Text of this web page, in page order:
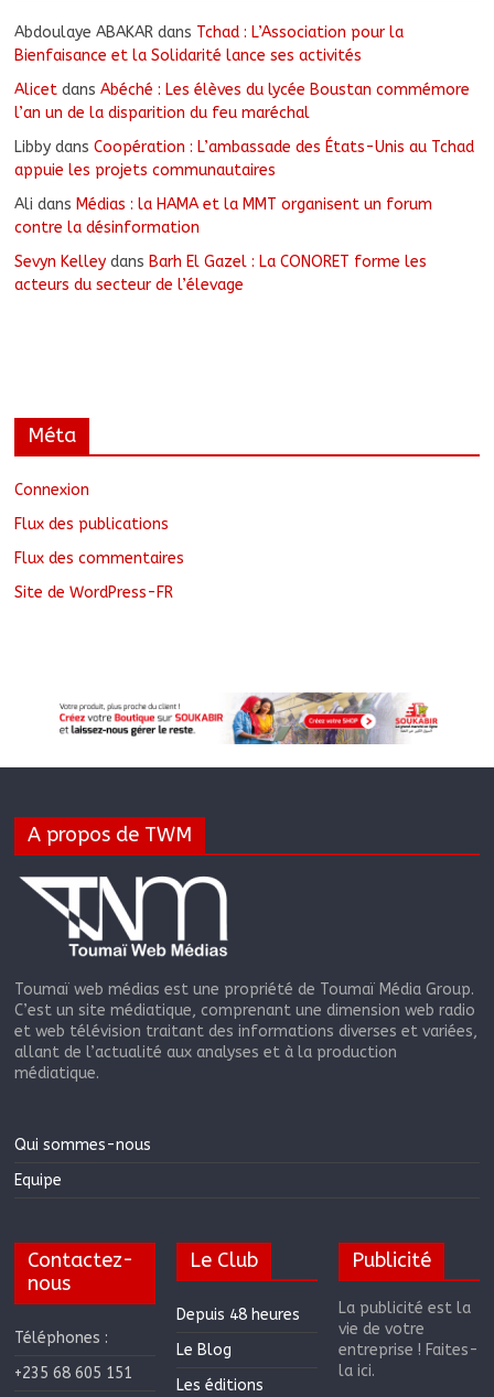
Abdoulaye ABAKAR dans Tchad : L’Association pour la
Bienfaisance et la Solidarité lance ses activités
Alicet dansAbéché : Les élèves du lycée Boustan commémore
l’an un de la disparition du feu maréchal
Libby dansCoopération : L’ambassade des États-Unis au Tchad
appuie les projets communautaires
Ali dans Médias : la HAMA et la MMT organisent un forum
contre la désinformation
Sevyn Kelley dans Barh El Gazel : La CONORET forme les
acteurs du secteur de l’élevage
Méta
Connexion
Flux des publications
Flux des commentaires
Site de WordPress-FR
A propos de TWM
Toumaï web médias est une propriété de Toumaï Média Group.
C’est un site médiatique, comprenant une dimension web radio
et web télévision traitant des informations diverses et variées,
allant de l’actualité aux analyses et à la production
médiatique.
Qui sommes-nous
Equipe
Contactez-
nous
Téléphones :
+235 68 605 151
Le Club
Depuis 48 heures
Le Blog
Les éditions
Publicité
La publicité est la
vie de votre
entreprise ! Faites-
la ici.